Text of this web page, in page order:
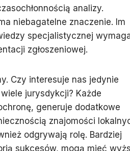
analizy.
niebagatelne znaczenie. Im
specjalistycznej
zgłoszeniowej.
Czy interesuje nas jedynie
jurysdykcji? Każde
generuje dodatkowe
znajomości
odgrywają rolę. Bardziej
sukcesów, mogą mieć